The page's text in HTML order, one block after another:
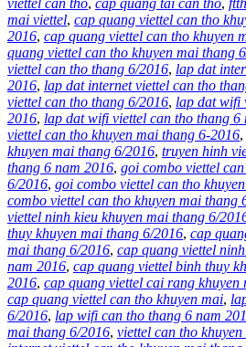
mai viettel, cap quang viettel can tho
2016, cap quang viettel can tho khuyen
quang viettel can tho khuyen mai thang
viettel can tho thang 6/2016, lap dat
2016, lap dat internet viettel can tho
viettel can tho thang 6/2016, lap dat wifi
2016, lap dat wifi viettel can tho thang 6
viettel can tho khuyen mai thang 6-2016,
khuyen mai thang 6/2016, truyen hinh
thang 6 nam 2016, goi combo viettel
6/2016, goi combo viettel can tho
combo viettel can tho khuyen mai thang
viettel ninh kieu khuyen mai thang 6/
thuy khuyen mai thang 6/2016, cap
mai thang 6/2016, cap quang viettel
nam 2016, cap quang viettel binh thuy
2016, cap quang viettel cai rang khuyen
cap quang viettel can tho khuyen mai,
6/2016, lap wifi can tho thang 6 nam
mai thang 6/2016, viettel can tho